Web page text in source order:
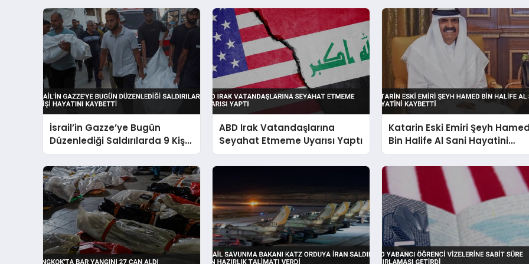
İsrail’in Gazze’ye Bugün
Düzenlediği Saldırılarda 9 Kişi
Hayatını Kaybetti
ABD Irak Vatandaşlarına
Seyahat Etmeme Uyarısı Yaptı
Katarin Eski Emiri Şeyh
Bin Halife Al Sani Hayatini
Kaybetti